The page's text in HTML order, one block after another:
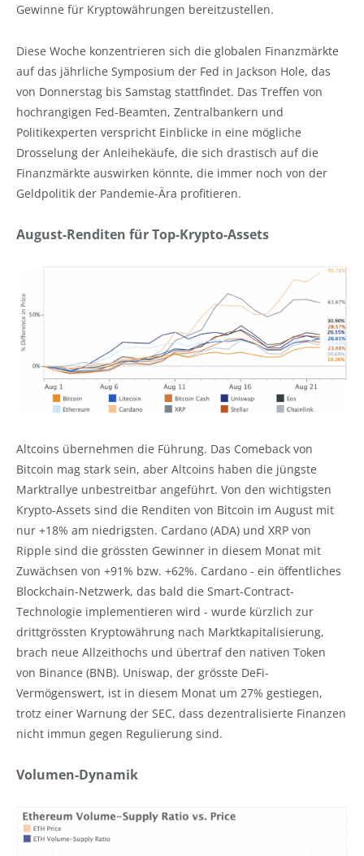
Gewinne für Kryptowährungen bereitzustellen.
Diese Woche konzentrieren sich die globalen Finanzmärkte
auf das jährliche Symposium der Fed in Jackson Hole, das
von Donnerstag bis Samstag stattfindet. Das Treffen von
hochrangigen Fed-Beamten, Zentralbankern und
Politikexperten verspricht Einblicke in eine mögliche
Drosselung der Anleihekäufe, die sich drastisch auf die
Finanzmärkte auswirken könnte, die immer noch von der
Geldpolitik der Pandemie-Ära profitieren.
August-Renditen für Top-Krypto-Assets
Altcoins übernehmen die Führung. Das Comeback von
Bitcoin mag stark sein, aber Altcoins haben die jüngste
Marktrallye unbestreitbar angeführt. Von den wichtigsten
Krypto-Assets sind die Renditen von Bitcoin im August mit
nur +18% am niedrigsten. Cardano (ADA) und XRP von
Ripple sind die grössten Gewinner in diesem Monat mit
Zuwächsen von +91% bzw. +62%. Cardano - ein öffentliches
Blockchain-Netzwerk, das bald die Smart-Contract-
Technologie implementieren wird - wurde kürzlich zur
drittgrössten Kryptowährung nach Marktkapitalisierung,
brach neue Allzeithochs und übertraf den nativen Token
von Binance (BNB). Uniswap, der grösste DeFi-
Vermögenswert, ist in diesem Monat um 27% gestiegen,
trotz einer Warnung der SEC, dass dezentralisierte Finanzen
nicht immun gegen Regulierung sind.
Volumen-Dynamik